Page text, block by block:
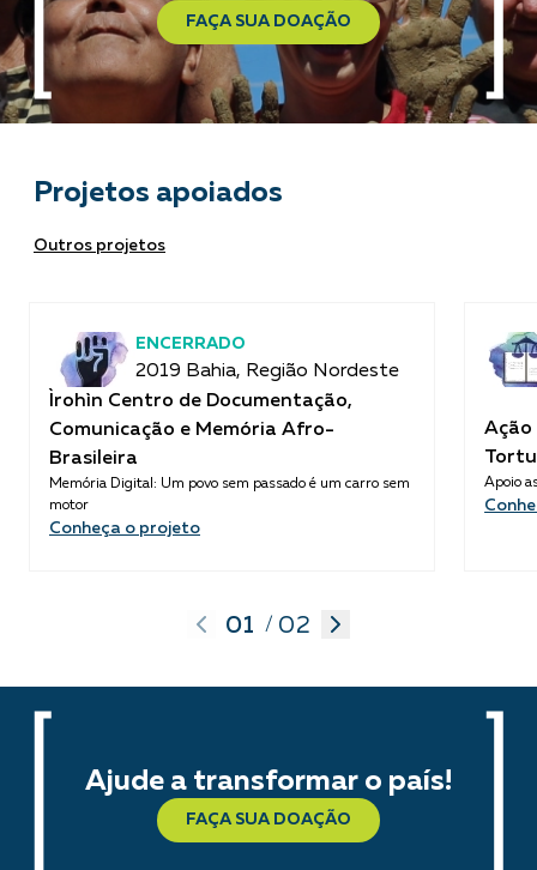
FAÇA SUA DOAÇÃO
Projetos apoiados
Outros projetos
ENCERRADO
2019 Bahia, Região Nordeste
Ìrohìn Centro de Documentação,
Comunicação e Memória Afro-
Brasileira
Memória Digital: Um povo sem passado é um carro sem
motor
Conheça o projeto
Ação
Apoio
01 / 02
Ajude a transformar o país!
FAÇA SUA DOAÇÃO